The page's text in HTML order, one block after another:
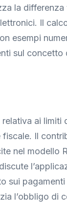
la differenza
Il
esempi
sul concetto
ai limiti
fiscale. Il
nel modello
sui
l’obbligo di